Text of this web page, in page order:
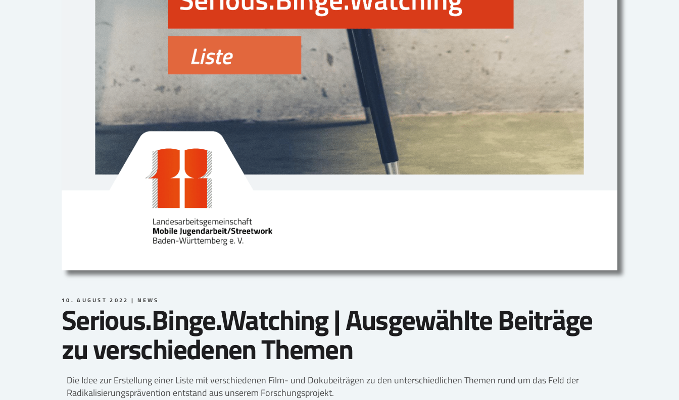
10. AUGUST 2022 NEWS
Serious.Binge.Watching | Ausgewählte Beiträge
zu verschiedenen Themen
Die Idee zur Erstellung einer Liste mit verschiedenen Film- und Dokubeiträgen zu den unterschiedlichen Themen rund um das Feld der
Radikalisierungsprävention entstand aus unserem Forschungsprojekt.